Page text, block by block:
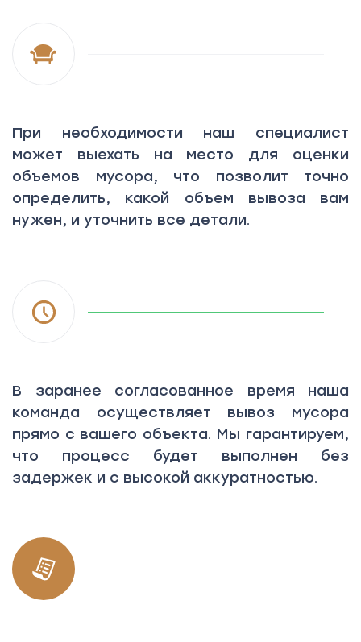
При необходимости наш специалист
может выехать на место для оценки
объемов мусора, что позволит точно
определить, какой объем вывоза вам
нужен, и уточнить все детали.
В заранее согласованное время наша
команда осуществляет вывоз мусора
прямо с вашего объекта. Мы гарантируем,
что процесс будет выполнен без
задержек и с высокой аккуратностью.